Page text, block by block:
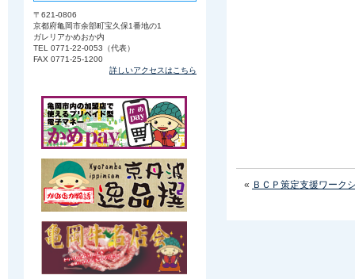
« ＢＣＰ策定支援ワーク
〒621-0806
京都府亀岡市余部町宝久保1番地の1
ガレリアかめおか内
TEL 0771-22-0053（代表）
FAX 0771-25-1200
詳しいアクセスはこちら